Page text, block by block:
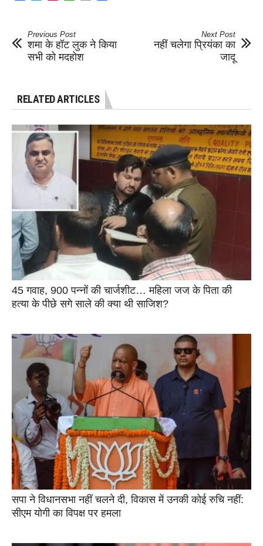
Previous Post
शमा के हॉट लुक ने किया
सभी को मदहोश
Next Post
नहीं चलेगा प्रियंका का
जादू
RELATED ARTICLES
45 गवाह, 900 पन्नों की चार्जशीट… महिला जज के पिता की
हत्या के पीछे सगे साले की क्या थी साजिश?
सपा ने विधानसभा नहीं चलने दी, विकास में उनकी कोई रुचि नहीं:
सीएम योगी का विपक्ष पर हमला